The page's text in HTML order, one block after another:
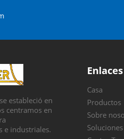
estableció en
centramos en
e industriales.
Casa
Productos
Sobre
Soluciones